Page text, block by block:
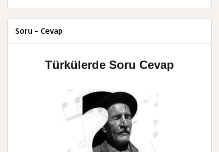
Soru - Cevap
Türkülerde Soru Cevap